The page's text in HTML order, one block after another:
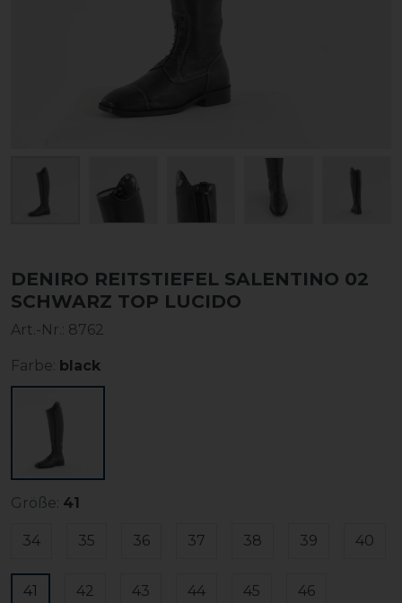
DENIRO REITSTIEFEL SALENTINO 02
SCHWARZ TOP LUCIDO
Art.-Nr.: 8762
Farbe: black
Größe: 41
34 35 36 37 38 39 40
41 42 43 44 45 46